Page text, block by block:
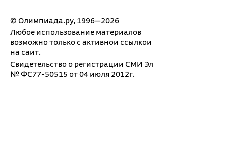
© Олимпиада.ру, 1996—2026
Любое использование материалов
возможно только с активной ссылкой
на сайт.
Свидетельство о регистрации СМИ Эл
№ ФС77-50515 от 04 июля 2012г.